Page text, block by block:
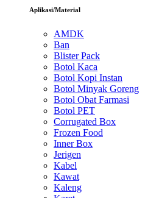
Aplikasi/Material
AMDK
Ban
Blister Pack
Botol Kaca
Botol Kopi Instan
Botol Minyak Goreng
Botol Obat Farmasi
Botol PET
Corrugated Box
Frozen Food
Inner Box
Jerigen
Kabel
Kawat
Kaleng